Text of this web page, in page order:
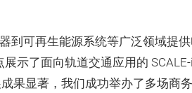
到可再生能源系统等广泛领域提
示了面向轨道交通应用的
果显著，我们成功举办了多场商